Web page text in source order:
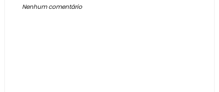
Nenhum comentário